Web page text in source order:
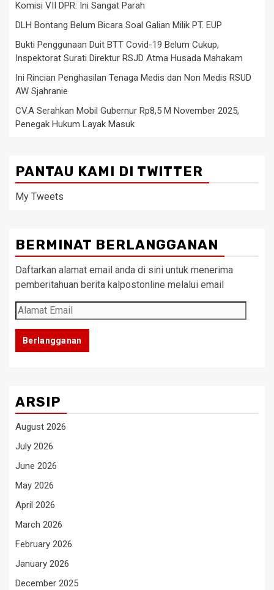
Komisi VII DPR: Ini Sangat Parah
DLH Bontang Belum Bicara Soal Galian Milik PT. EUP
Bukti Penggunaan Duit BTT Covid-19 Belum Cukup,
Inspektorat Surati Direktur RSJD Atma Husada Mahakam
Ini Rincian Penghasilan Tenaga Medis dan Non Medis RSUD
AW Sjahranie
CV.A Serahkan Mobil Gubernur Rp8,5 M November 2025,
Penegak Hukum Layak Masuk
PANTAU KAMI DI TWITTER
My Tweets
BERMINAT BERLANGGANAN
Daftarkan alamat email anda di sini untuk menerima
pemberitahuan berita kalpostonline melalui email
Alamat
Email
Berlangganan
ARSIP
August 2026
July 2026
June 2026
May 2026
April 2026
March 2026
February 2026
January 2026
December 2025